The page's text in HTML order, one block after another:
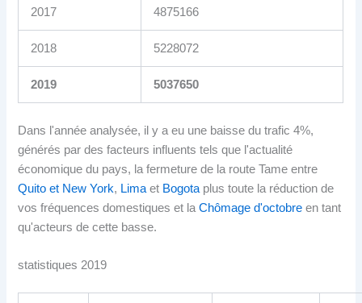
2017 4875166
2018 5228072
2019 5037650
Dans l'année analysée, il y a eu une baisse du trafic 4%,
générés par des facteurs influents tels que l'actualité
économique du pays, la fermeture de la route Tame entre
Quito et New York, Lima et Bogota plus toute la réduction de
vos fréquences domestiques et laChômage d'octobre en tant
qu'acteurs de cette basse.
statistiques 2019